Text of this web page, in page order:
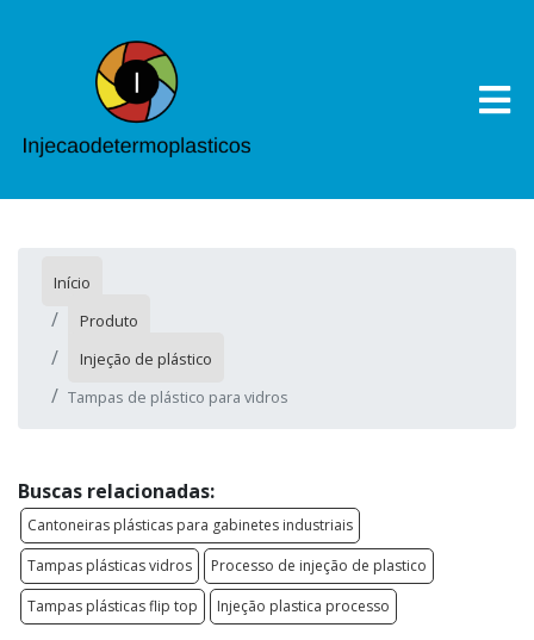
Início
Produto
Injeção de plástico
Tampas de plástico para vidros
Buscas relacionadas:
Cantoneiras plásticas para gabinetes industriais
Tampas plásticas vidros
Processo de injeção de plastico
Tampas plásticas flip top
Injeção plastica processo